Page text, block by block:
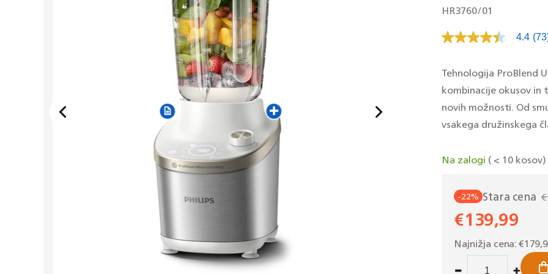
SKU:
HR3760/01
4.4
na
Tehnologija ProBlend
kombinacije okusov in
novih možnosti. Od
vsakega družinskega
Na zalogi ( < 10 kosov)
-22% Redna
cena
Stara cena
Znižana
cena
€139,99
Najnižja cena: